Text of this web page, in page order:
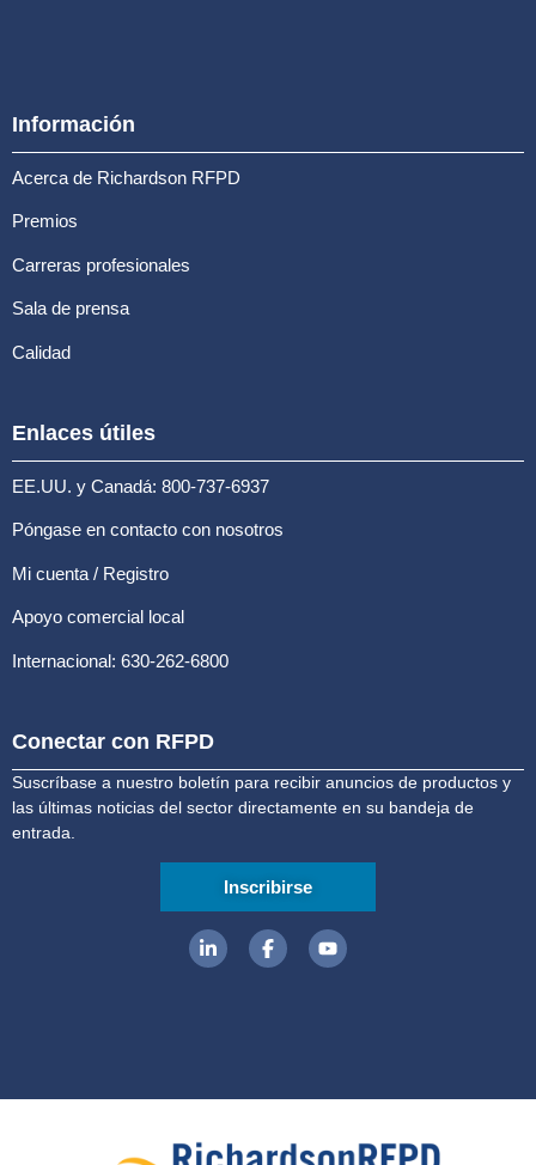
Información
Acerca de Richardson RFPD
Premios
Carreras profesionales
Sala de prensa
Calidad
Enlaces útiles
EE.UU. y Canadá: 800-737-6937
Póngase en contacto con nosotros
Mi cuenta / Registro
Apoyo comercial local
Internacional: 630-262-6800
Conectar con RFPD
Suscríbase a nuestro boletín para recibir anuncios de productos y
las últimas noticias del sector directamente en su bandeja de
entrada.
Inscribirse